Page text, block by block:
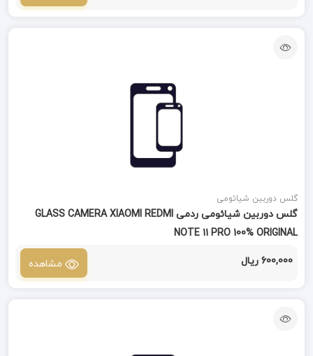
گلس دوربین شیائومی
گلس دوربین شیائومی ردمی GLASS CAMERA XIAOMI REDMI
NOTE 11 PRO 100% ORIGINAL
600,000 ریال مشاهده